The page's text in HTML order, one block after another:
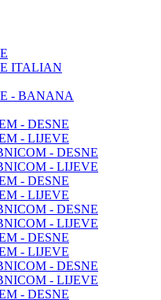
ITALIAN
- BANANA
- DESNE
- LIJEVE
- DESNE
- LIJEVE
- DESNE
- LIJEVE
- DESNE
- LIJEVE
- DESNE
- LIJEVE
- DESNE
- LIJEVE
- DESNE